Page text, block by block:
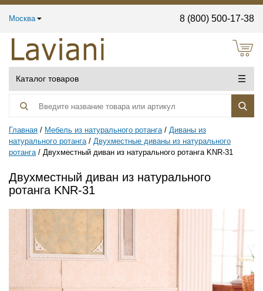
Москва 8 (800) 500-17-38
Каталог товаров
Главная Мебель из натурального ротанга
Диваны из
натурального ротанга
Двухместные диваны из натурального
ротанга
Двухместный диван из натурального ротанга KNR-31
Двухместный диван из натурального
ротанга KNR-31